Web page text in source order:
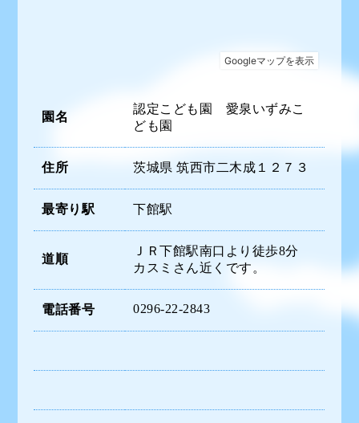
園名
認定こども園 愛泉いずみこ
ども園
住所 茨城県 筑西市二木成１２７３
最寄り駅 下館駅
道順
ＪＲ下館駅南口より徒歩8分
カスミさん近くです。
電話番号 0296-22-2843